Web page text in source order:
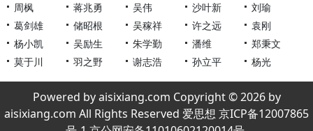
周枫
蒋兆勇 吴伟 沙叶新
刘瑜
葛剑雄
储昭根 吴稼祥 许之远
袁刚
杨小凯
吴励生 朱学勤 潘维
郑秉文
莫于川
羽之野 谢志浩 孙立平 杨光
Powered by aisixiang.com Copyright © 2026 by
aisixiang.com All Rights Reserved 爱思想 京ICP备12007865